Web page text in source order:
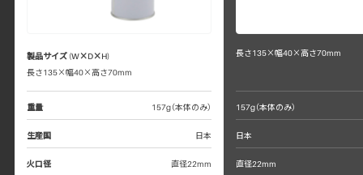
製品サイズ (W×D×H)
長さ135×幅40×高さ70mm
重量 157g（本体のみ）
生産国 日本
火口径 直径22mm
長さ135×幅40×高さ70mm
157g（本体のみ）
日本
直径22mm